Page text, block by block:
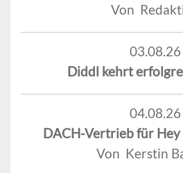
Von
03.08.26
Diddl kehrt
04.08.26
DACH-Vertrieb für
Von Kerstin